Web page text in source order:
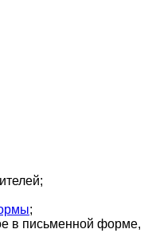
;
в письменной форме,